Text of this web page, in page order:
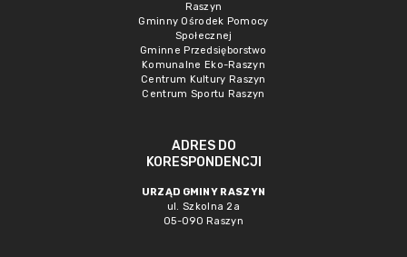
Raszyn
Gminny Ośrodek Pomocy
Społecznej
Gminne Przedsięborstwo
Komunalne Eko-Raszyn
Centrum Kultury Raszyn
Centrum Sportu Raszyn
ADRES DO
KORESPONDENCJI
URZĄD GMINY RASZYN
ul. Szkolna 2a
05-090 Raszyn